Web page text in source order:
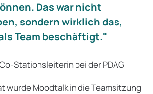
Das war nicht
sondern wirklich das,
Team beschäftigt."
Stationsleiterin bei der PDAG
wurde Moodtalk in die Teamsitzung